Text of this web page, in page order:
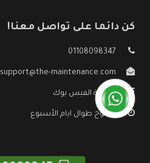
كن دائما على تواصل معنا!
01108098347
support@the-maintenance.com
صفحة الفيس بوك
مفتوح طوال ايام الأسبوع